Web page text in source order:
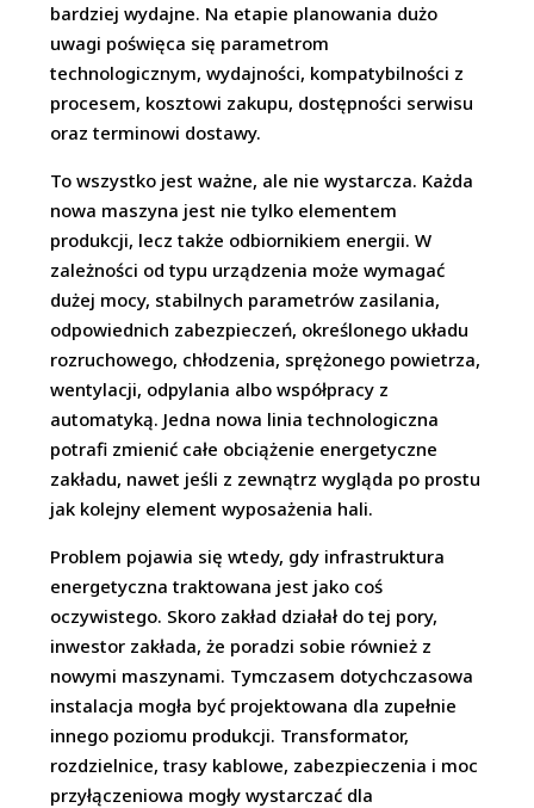
bardziej wydajne. Na etapie planowania dużo
uwagi poświęca się parametrom
technologicznym, wydajności, kompatybilności z
procesem, kosztowi zakupu, dostępności serwisu
oraz terminowi dostawy.
To wszystko jest ważne, ale nie wystarcza. Każda
nowa maszyna jest nie tylko elementem
produkcji, lecz także odbiornikiem energii. W
zależności od typu urządzenia może wymagać
dużej mocy, stabilnych parametrów zasilania,
odpowiednich zabezpieczeń, określonego układu
rozruchowego, chłodzenia, sprężonego powietrza,
wentylacji, odpylania albo współpracy z
automatyką. Jedna nowa linia technologiczna
potrafi zmienić całe obciążenie energetyczne
zakładu, nawet jeśli z zewnątrz wygląda po prostu
jak kolejny element wyposażenia hali.
Problem pojawia się wtedy, gdy infrastruktura
energetyczna traktowana jest jako coś
oczywistego. Skoro zakład działał do tej pory,
inwestor zakłada, że poradzi sobie również z
nowymi maszynami. Tymczasem dotychczasowa
instalacja mogła być projektowana dla zupełnie
innego poziomu produkcji. Transformator,
rozdzielnice, trasy kablowe, zabezpieczenia i moc
przyłączeniowa mogły wystarczać dla